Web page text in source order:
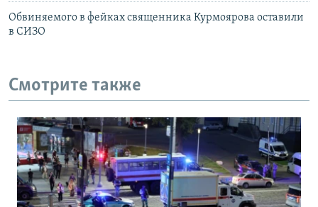
Обвиняемого в фейках священника Курмоярова оставили
в СИЗО
Смотрите также